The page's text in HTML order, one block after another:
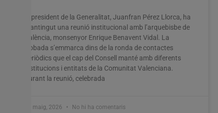
El president de la Generalitat, Juanfran Pérez Llorca, ha
mantingut una reunió institucional amb l’arquebisbe de
València, monsenyor Enrique Benavent Vidal. La
trobada s’emmarca dins de la ronda de contactes
periòdics que el cap del Consell manté amb diferents
institucions i entitats de la Comunitat Valenciana.
Durant la reunió, celebrada
27 maig, 2026 No hi ha comentaris